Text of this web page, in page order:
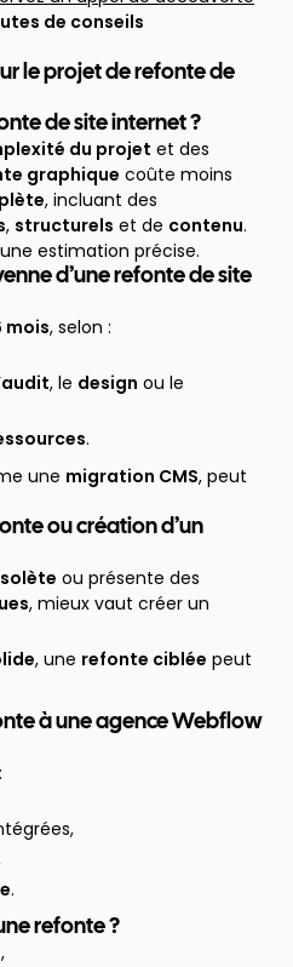
de conseils
le projet de refonte de
de site internet ?
du projet et des
graphique coûte moins
, incluant des
, structurels et de contenu.
estimation précise.
d’une refonte de site
mois, selon :
audit, le design ou le
.
une migration CMS, peut
ou création d’un
ou présente des
, mieux vaut créer un
, une refonte ciblée peut
à une agence Webflow
.
refonte ?
,